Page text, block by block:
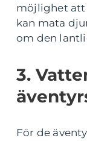
möjlighet att
kan mata
om den
3.
För de